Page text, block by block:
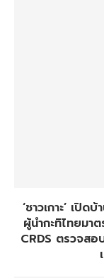
‘ชาวเกาะ’ เปิ
ผู้นำกะทิไทยมา
CRDS ตรวจสอ